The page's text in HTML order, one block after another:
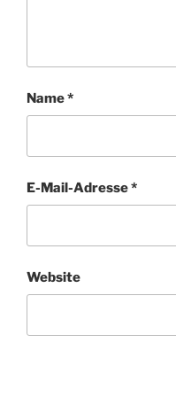
Name*
E-Mail-Adresse*
Website